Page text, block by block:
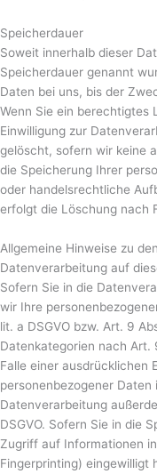
Speicherdauer
Soweit innerhalb dieser
Speicherdauer genannt
Daten bei uns, bis der
Wenn Sie ein berechtigtes
Einwilligung zur
gelöscht, sofern wir keine
die Speicherung Ihrer
oder handelsrechtliche
erfolgt die Löschung nach
Allgemeine Hinweise zu
Datenverarbeitung auf
Sofern Sie in die
wir Ihre
lit. a DSGVO bzw. Art. 9
Datenkategorien nach Art.
Falle einer ausdrücklichen
personenbezogener
Datenverarbeitung
DSGVO. Sofern Sie in die
Zugriff auf Informationen
Fingerprinting) eingewilligt